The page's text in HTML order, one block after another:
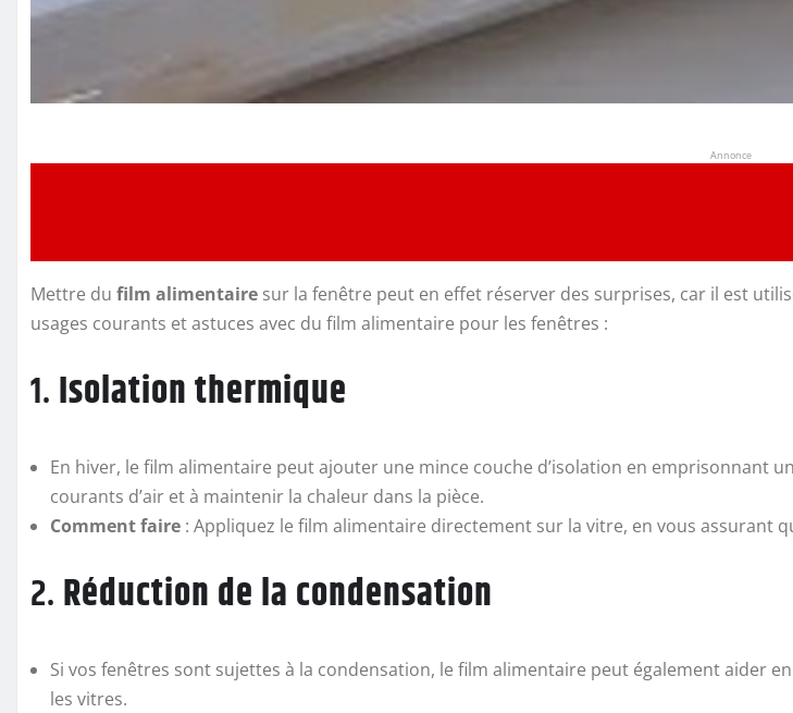
Annonce
Mettre du film alimentaire sur la fenêtre peut en effet réserver des surprises, car il est
usages courants et astuces avec du film alimentaire pour les fenêtres :
1.Isolation thermique
En hiver, le film alimentaire peut ajouter une mince couche d’isolation en emprisonnant
courants d’air et à maintenir la chaleur dans la pièce.
Comment faire : Appliquez le film alimentaire directement sur la vitre, en vous assurant
2.Réduction de la condensation
Si vos fenêtres sont sujettes à la condensation, le film alimentaire peut également aider
les vitres.